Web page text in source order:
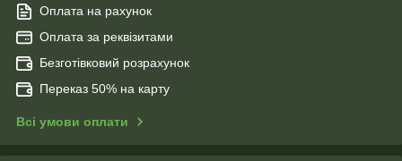
Оплата на рахунок
Оплата за реквізитами
Безготівковий розрахунок
Переказ 50% на карту
Всі умови оплати